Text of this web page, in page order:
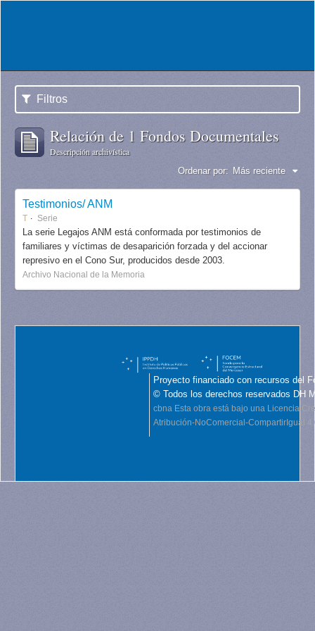
Filtros
Relación de 1 Fondos Documentales
Descripción archivística
Ordenar por: Más reciente
Testimonios/ ANM
T Serie
La serie Legajos ANM está conformada por testimonios de
familiares y víctimas de desaparición forzada y del accionar
represivo en el Cono Sur, producidos desde 2003.
Archivo Nacional de la Memoria
Proyecto financiado con recursos del
© Todos los derechos reservados DH
cbna Esta obra está bajo una Licencia
Atribución-NoComercial-CompartirIgual